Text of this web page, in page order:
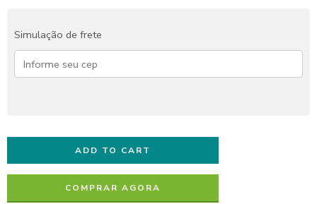
Simulação de frete
ADD TO CART
COMPRAR AGORA